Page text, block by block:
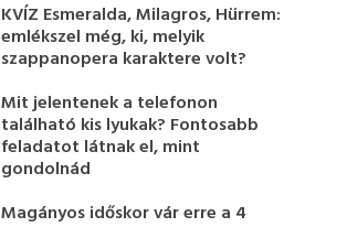
KVÍZ Esmeralda, Milagros, Hürrem:
emlékszel még, ki, melyik
szappanopera karaktere volt?
Mit jelentenek a telefonon
található kis lyukak? Fontosabb
feladatot látnak el, mint
gondolnád
Magányos időskor vár erre a 4